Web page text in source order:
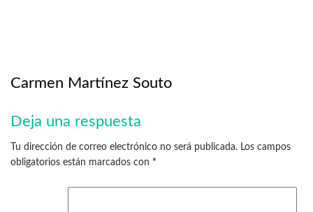
Carmen Martínez Souto
Deja una respuesta
Tu dirección de correo electrónico no será publicada. Los campos
obligatorios están marcados con *